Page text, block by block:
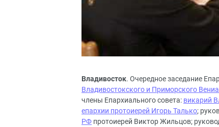
Владивосток. Очередное заседание
Владивостокского и Приморского
члены Епархиального совета: викарий
епархии протоиерей Игорь Талько;
РФ протоиерей Виктор Жильцов;